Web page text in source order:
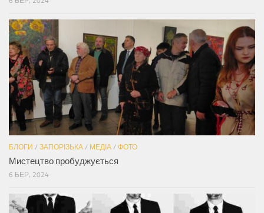
БЛОГИ / ЗАПОРІЗЬКА / МЕДІА / ФОТО
Мистецтво пробуджується
6 БЕР, 2024